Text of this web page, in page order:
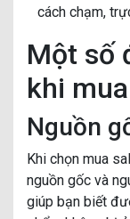
cách chạm,
Một số
khi
Nguồn
Khi chọn mua
nguồn gốc và
giúp bạn biết